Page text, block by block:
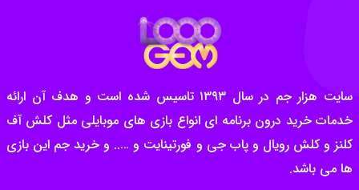
سایت هزار جم در سال ۱۳۹۳ تاسیس شده است و هدف آن ارائه
خدمات خرید درون برنامه ای انواع بازی های موبایلی مثل کلش آف
کلنز و کلش رویال و پاب جی و فورتینایت و ….. و خرید جم این بازی
ها می باشد.